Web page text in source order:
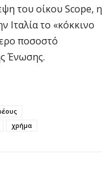
του οίκου Scope, η
Ιταλία το «κόκκινο
ποσοστό
Ένωσης.
χρήμα